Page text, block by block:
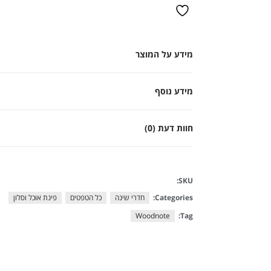
מידע על המוצר
מידע נוסף
חוות דעת (0)
SKU:
Categories:
חדרי שינה כל הטפטים
פינת אוכל וסלון
Tag:
Woodnote